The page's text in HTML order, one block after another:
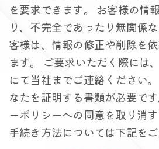
を要求できます。 お客様の情
り、不完全であったり無関係
客様は、情報の修正や削除を
ます。 ご要求いただく際には
にて当社までご連絡ください
なたを証明する書類が必要で
ーポリシーへの同意を取り消す
手続き方法については下記をご